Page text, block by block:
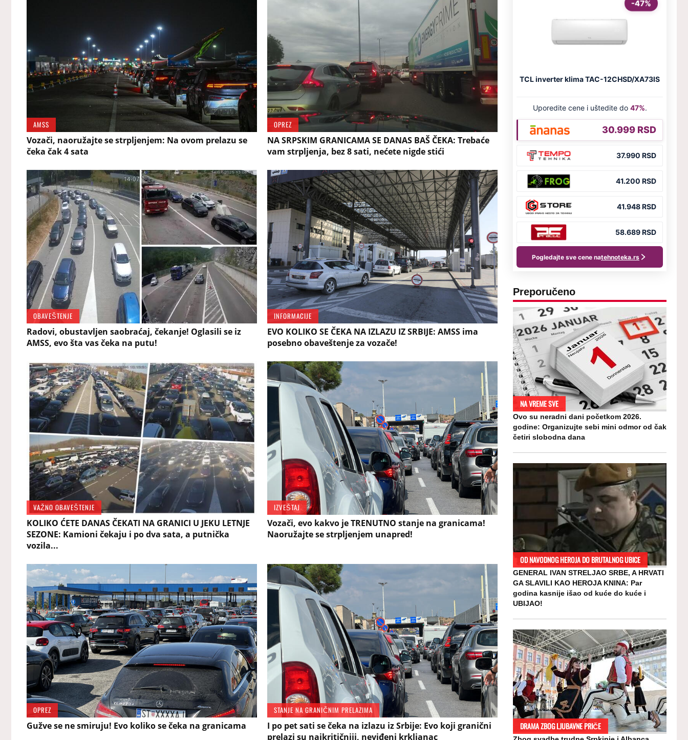
AMSS
Vozači, naoružajte se strpljenjem: Na ovom prelazu se
čeka čak 4 sata
OPREZ
NA SRPSKIM GRANICAMA SE DANAS BAŠ ČEKA: Trebaće
vam strpljenja, bez 8 sati, nećete nigde stići
OBAVEŠTENJE
Radovi, obustavljen saobraćaj, čekanje! Oglasili se iz
AMSS, evo šta vas čeka na putu!
INFORMACIJE
EVO KOLIKO SE ČEKA NA IZLAZU IZ SRBIJE: AMSS ima
posebno obaveštenje za vozače!
VAŽNO OBAVEŠTENJE
KOLIKO ĆETE DANAS ČEKATI NA GRANICI U JEKU LETNJE
SEZONE: Kamioni čekaju i po dva sata, a putnička
vozila...
IZVEŠTAJ
Vozači, evo kakvo je TRENUTNO stanje na granicama!
Naoružajte se strpljenjem unapred!
OPREZ
Gužve se ne smiruju! Evo koliko se čeka na granicama
STANJE NA GRANIČNIM PRELAZIMA
I po pet sati se čeka na izlazu iz Srbije: Evo koji granični
prelazi su najkritičniji, neviđeni krkljanac
Preporučeno
NA VREME SVE
Ovo su neradni dani početkom 2026.
godine: Organizujte sebi mini odmor od čak
četiri slobodna dana
OD NAVODNOG HEROJA DO BRUTALNOG UBICE
GENERAL IVAN STRELJAO SRBE, A HRVATI
GA SLAVILI KAO HEROJA KNINA: Par
godina kasnije išao od kuće do kuće i
UBIJAO!
DRAMA ZBOG LJUBAVNE PRIČE